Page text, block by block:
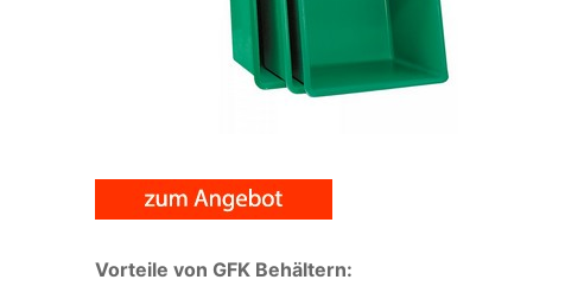
Vorteile von GFK Behältern: